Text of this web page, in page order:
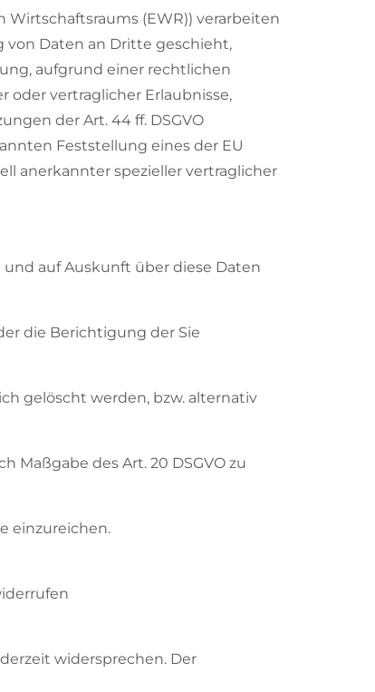
Wirtschaftsraums (EWR)) verarbeiten
Daten an Dritte geschieht,
aufgrund einer rechtlichen
oder vertraglicher Erlaubnisse,
der Art. 44 ff. DSGVO
Feststellung eines der EU
anerkannter spezieller vertraglicher
auf Auskunft über diese Daten
die Berichtigung der Sie
gelöscht werden, bzw. alternativ
Maßgabe des Art. 20 DSGVO zu
einzureichen.
widersprechen. Der